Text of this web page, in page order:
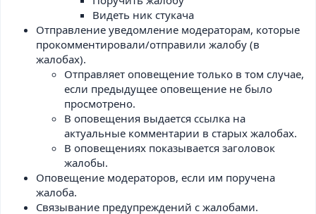
Видеть ник стукача
Отправление уведомление модераторам, которые
прокомментировали/отправили жалобу (в
жалобах).
Отправляет оповещение только в том случае,
если предыдущее оповещение не было
просмотрено.
В оповещения выдается ссылка на
актуальные комментарии в старых жалобах.
В оповещениях показывается заголовок
жалобы.
Оповещение модераторов, если им поручена
жалоба.
Связывание предупреждений с жалобами.